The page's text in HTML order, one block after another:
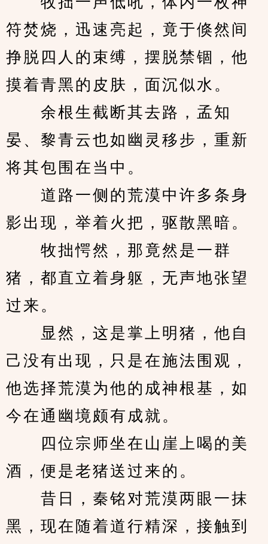
符焚烧，迅速亮起，竟于倏然间
挣脱四人的束缚，摆脱禁锢，他
摸着青黑的皮肤，面沉似水。
余根生截断其去路，孟知
晏、黎青云也如幽灵移步，重新
将其包围在当中。
道路一侧的荒漠中许多条身
影出现，举着火把，驱散黑暗。
牧拙愕然，那竟然是一群
猪，都直立着身躯，无声地张望
过来。
显然，这是掌上明猪，他自
己没有出现，只是在施法围观，
他选择荒漠为他的成神根基，如
今在通幽境颇有成就。
四位宗师坐在山崖上喝的美
酒，便是老猪送过来的。
昔日，秦铭对荒漠两眼一抹
黑，现在随着道行精深，接触到